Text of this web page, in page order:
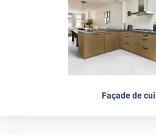
Façade de